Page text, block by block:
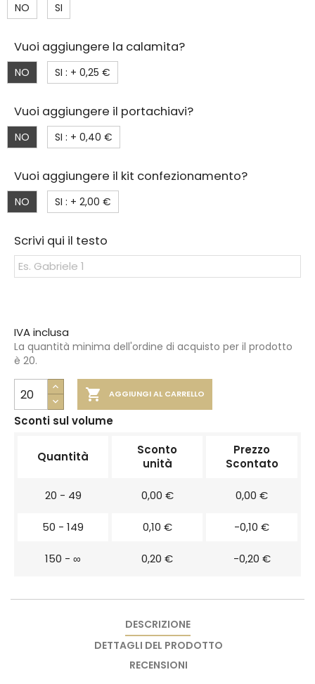
NO SI
Vuoi aggiungere la calamita?
NO SI : + 0,25 €
Vuoi aggiungere il portachiavi?
NO SI : + 0,40 €
Vuoi aggiungere il kit confezionamento?
NO SI : + 2,00 €
Scrivi qui il testo
 AGGIUNGI AL CARRELLO
IVA inclusa
La quantità minima dell'ordine di acquisto per il prodotto
è 20.
Sconti sul volume
Quantità
Sconto
unità
Prezzo
Scontato
20 - 49 0,00 € 0,00 €
50 - 149 0,10 € -0,10 €
150 - ∞ 0,20 € -0,20 €
DESCRIZIONE
DETTAGLI DEL PRODOTTO
RECENSIONI